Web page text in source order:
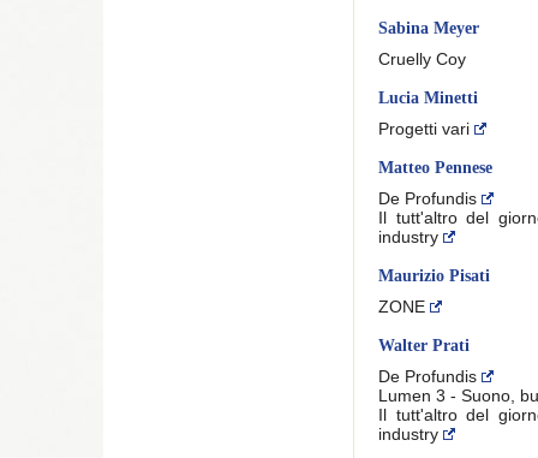
Sabina Meyer
Cruelly Coy
Lucia Minetti
Progetti vari
Matteo Pennese
De Profundis
Il tutt'altro del
industry
Maurizio Pisati
ZONE
Walter Prati
De Profundis
Lumen 3 - Suono,
Il tutt'altro del
industry